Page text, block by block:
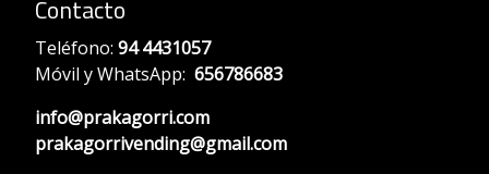
Contacto
Teléfono: 94 4431057
Móvil y WhatsApp: 656786683
info@prakagorri.com
prakagorrivending@gmail.com